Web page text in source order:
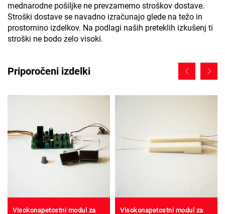
mednarodne pošiljke ne prevzamemo stroškov dostave.
Stroški dostave se navadno izračunajo glede na težo in
prostornino izdelkov. Na podlagi naših preteklih izkušenj ti
stroški ne bodo zelo visoki.
Priporočeni izdelki
Visokonapetostni modul za Visokonapetostni modul za